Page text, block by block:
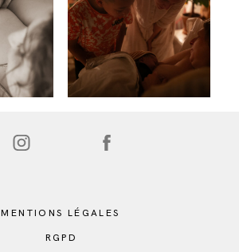
RGPD
MENTIONS LÉGALES